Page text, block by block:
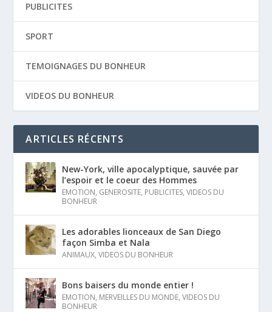
PUBLICITES
SPORT
TEMOIGNAGES DU BONHEUR
VIDEOS DU BONHEUR
ARTICLES RÉCENTS
New-York, ville apocalyptique, sauvée par
l’espoir et le coeur des Hommes
EMOTION, GENEROSITE, PUBLICITES,VIDEOS DU
BONHEUR
Les adorables lionceaux de San Diego
façon Simba et Nala
ANIMAUX,VIDEOS DU BONHEUR
Bons baisers du monde entier !
EMOTION, MERVEILLES DU MONDE,VIDEOS DU
BONHEUR